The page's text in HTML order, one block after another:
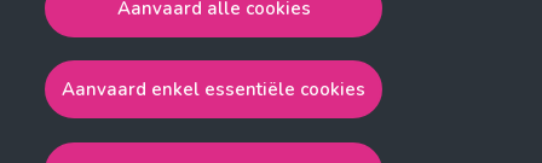
Aanvaard alle cookies
Aanvaard enkel essentiële cookies